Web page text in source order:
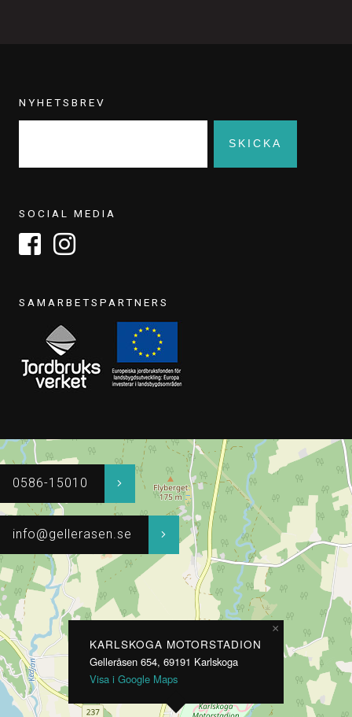
NYHETSBREV
SOCIAL MEDIA
SAMARBETSPARTNERS
KARLSKOGA MOTORSTADION
Gelleråsen 654, 69191 Karlskoga
Visa i Google Maps
×
0586-15010
info@gellerasen.se